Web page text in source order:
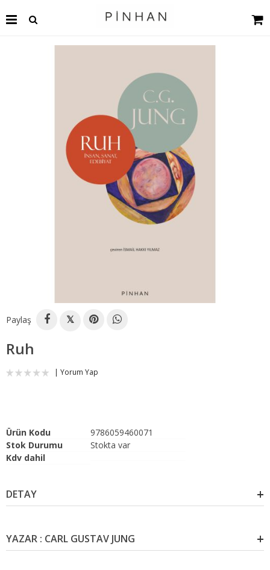
Paylaş 𝕏
Ruh
Yorum Yap
Ürün Kodu
9786059460071
Stok Durumu
Stokta var
Kdv dahil
DETAY
YAZAR : CARL GUSTAV JUNG